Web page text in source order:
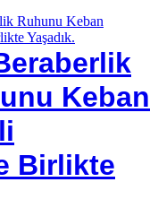
Keban
Birlikte